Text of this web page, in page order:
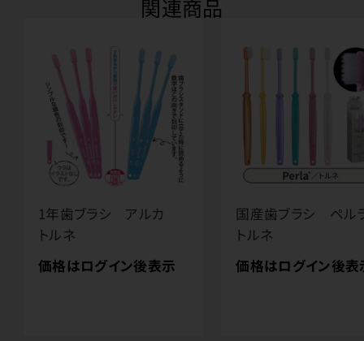
関連商品
1年歯ブラシ アルカ
トルネ
価格はログイン後表示
国産歯ブラシ ペ
トルネ
価格はログイン後表